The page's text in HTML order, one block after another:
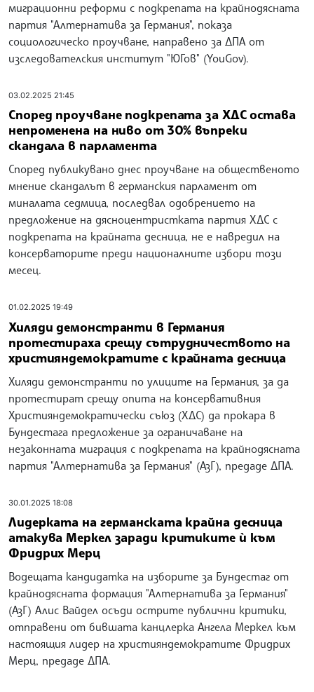
миграционни реформи с подкрепата на крайнодясната
партия "Алтернатива за Германия", показа
социологическо проучване, направено за ДПА от
изследователския институт "ЮГов" (YouGov).
03.02.2025 21:45
Според проучване подкрепата за ХДС остава
непроменена на ниво от 30% въпреки
скандала в парламента
Според публикувано днес проучване на общественото
мнение скандалът в германския парламент от
миналата седмица, последвал одобрението на
предложение на дясноцентристката партия ХДС с
подкрепата на крайната десница, не е навредил на
консерваторите преди националните избори този
месец.
01.02.2025 19:49
Хиляди демонстранти в Германия
протестираха срещу сътрудничеството на
християндемократите с крайната десница
Хиляди демонстранти по улиците на Германия, за да
протестират срещу опита на консервативния
Християндемократически съюз (ХДС) да прокара в
Бундестага предложение за ограничаване на
незаконната миграция с подкрепата на крайнодясната
партия "Алтернатива за Германия" (АзГ), предаде ДПА.
30.01.2025 18:08
Лидерката на германската крайна десница
атакува Меркел заради критиките ѝ към
Фридрих Мерц
Водещата кандидатка на изборите за Бундестаг от
крайнодясната формация "Алтернатива за Германия"
(АзГ) Алис Вайдел осъди острите публични критики,
отправени от бившата канцлерка Ангела Меркел към
настоящия лидер на християндемократите Фридрих
Мерц, предаде ДПА.